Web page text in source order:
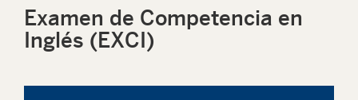
Examen de Competencia en
Inglés (EXCI)